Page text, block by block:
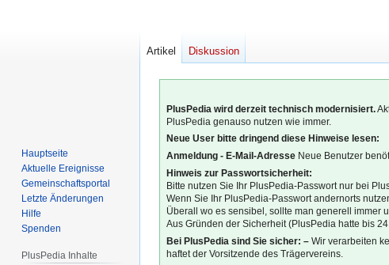
PlusPedia wird derzeit technisch modernisiert.
PlusPedia genauso nutzen wie immer.
Neue User bitte dringend diese Hinweise lesen:
Anmeldung - E-Mail-Adresse Neue Benutzer
Hinweis zur Passwortsicherheit:
Bitte nutzen Sie Ihr PlusPedia-Passwort nur bei
Wenn Sie Ihr PlusPedia-Passwort andernorts
Überall wo es sensibel, sollte man generell immer
Aus Gründen der Sicherheit (PlusPedia hatte bis
Bei PlusPedia sind Sie sicher: – Wir verarbeiten
haftet der Vorsitzende des Trägervereins.
Artikel Diskussion
Hauptseite
Aktuelle Ereignisse
Gemeinschafts­portal
Letzte Änderungen
Hilfe
Spenden
PlusPedia Inhalte